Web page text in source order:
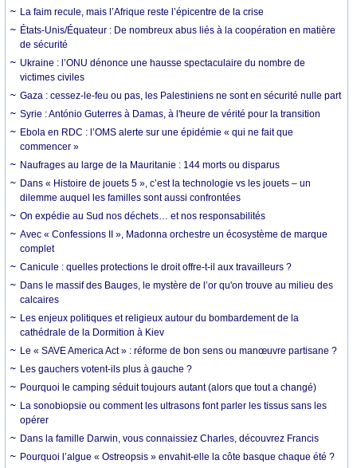
La faim recule, mais l’Afrique reste l’épicentre de la crise
États-Unis/Équateur : De nombreux abus liés à la coopération en matière
de sécurité
Ukraine : l’ONU dénonce une hausse spectaculaire du nombre de
victimes civiles
Gaza : cessez-le-feu ou pas, les Palestiniens ne sont en sécurité nulle part
Syrie : António Guterres à Damas, à l'heure de vérité pour la transition
Ebola en RDC : l’OMS alerte sur une épidémie « qui ne fait que
commencer »
Naufrages au large de la Mauritanie : 144 morts ou disparus
Dans « Histoire de jouets 5 », c’est la technologie vs les jouets – un
dilemme auquel les familles sont aussi confrontées
On expédie au Sud nos déchets… et nos responsabilités
Avec « Confessions II », Madonna orchestre un écosystème de marque
complet
Canicule : quelles protections le droit offre-t-il aux travailleurs ?
Dans le massif des Bauges, le mystère de l’or qu'on trouve au milieu des
calcaires
Les enjeux politiques et religieux autour du bombardement de la
cathédrale de la Dormition à Kiev
Le « SAVE America Act » : réforme de bon sens ou manœuvre partisane ?
Les gauchers votent-ils plus à gauche ?
Pourquoi le camping séduit toujours autant (alors que tout a changé)
La sonobiopsie ou comment les ultrasons font parler les tissus sans les
opérer
Dans la famille Darwin, vous connaissiez Charles, découvrez Francis
Pourquoi l’algue « Ostreopsis » envahit-elle la côte basque chaque été ?